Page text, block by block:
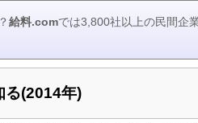
給料.comでは3,800社以上の民間企
る(2014年)